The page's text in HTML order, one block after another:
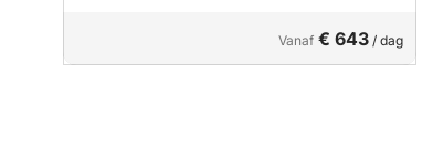
Vanaf € 643 / dag